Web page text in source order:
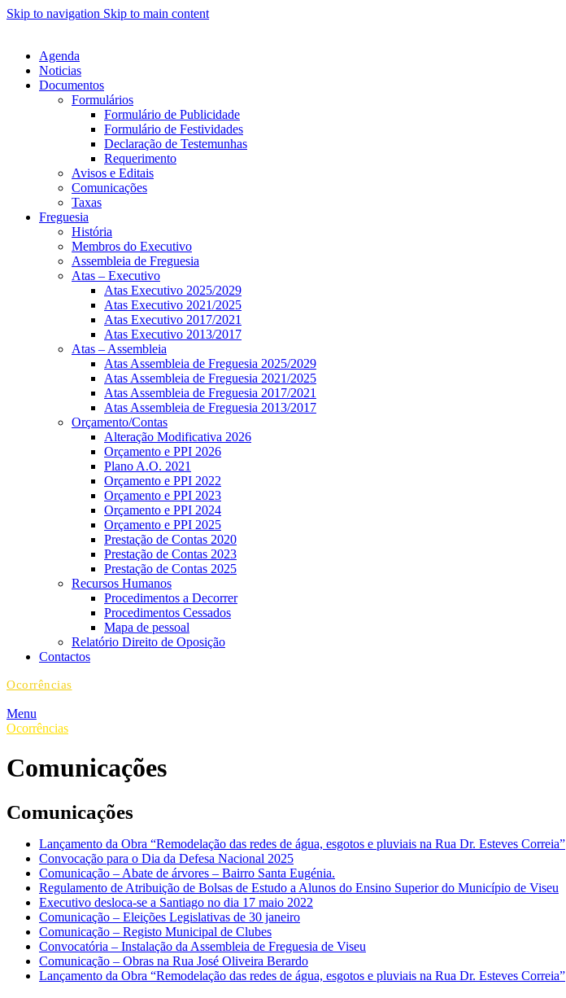
Skip to navigation Skip to main content
Agenda
Noticias
Documentos
Formulários
Formulário de Publicidade
Formulário de Festividades
Declaração de Testemunhas
Requerimento
Avisos e Editais
Comunicações
Taxas
Freguesia
História
Membros do Executivo
Assembleia de Freguesia
Atas – Executivo
Atas Executivo 2025/2029
Atas Executivo 2021/2025
Atas Executivo 2017/2021
Atas Executivo 2013/2017
Atas – Assembleia
Atas Assembleia de Freguesia 2025/2029
Atas Assembleia de Freguesia 2021/2025
Atas Assembleia de Freguesia 2017/2021
Atas Assembleia de Freguesia 2013/2017
Orçamento/Contas
Alteração Modificativa 2026
Orçamento e PPI 2026
Plano A.O. 2021
Orçamento e PPI 2022
Orçamento e PPI 2023
Orçamento e PPI 2024
Orçamento e PPI 2025
Prestação de Contas 2020
Prestação de Contas 2023
Prestação de Contas 2025
Recursos Humanos
Procedimentos a Decorrer
Procedimentos Cessados
Mapa de pessoal
Relatório Direito de Oposição
Contactos
Ocorrências
Menu
Ocorrências
Comunicações
Comunicações
Lançamento da Obra “Remodelação das redes de água, esgotos e pluviais na Rua Dr. Esteves Correia”
Convocação para o Dia da Defesa Nacional 2025
Comunicação – Abate de árvores – Bairro Santa Eugénia.
Regulamento de Atribuição de Bolsas de Estudo a Alunos do Ensino Superior do Município de Viseu
Executivo desloca-se a Santiago no dia 17 maio 2022
Comunicação – Eleições Legislativas de 30 janeiro
Comunicação – Registo Municipal de Clubes
Convocatória – Instalação da Assembleia de Freguesia de Viseu
Comunicação – Obras na Rua José Oliveira Berardo
Lançamento da Obra “Remodelação das redes de água, esgotos e pluviais na Rua Dr. Esteves Correia”